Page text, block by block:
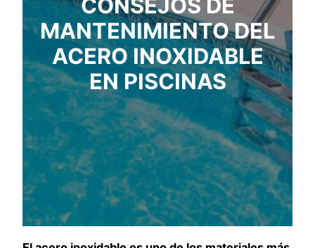
CONSEJOS DE
MANTENIMIENTO DEL
ACERO INOXIDABLE
EN PISCINAS